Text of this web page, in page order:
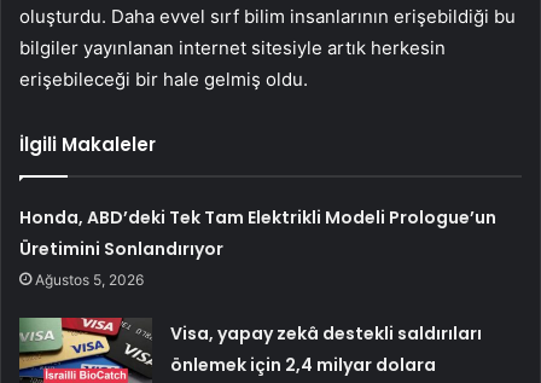
oluşturdu. Daha evvel sırf bilim insanlarının erişebildiği bu
bilgiler yayınlanan internet sitesiyle artık herkesin
erişebileceği bir hale gelmiş oldu.
İlgili Makaleler
Honda, ABD’deki Tek Tam Elektrikli Modeli Prologue’un
Üretimini Sonlandırıyor
Ağustos 5, 2026
Visa, yapay zekâ destekli saldırıları
önlemek için 2,4 milyar dolara